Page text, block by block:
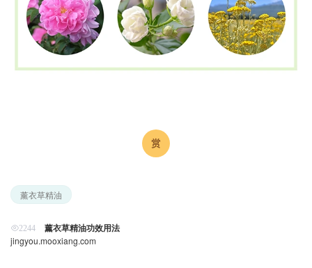
薰衣草精油
2244 薰衣草精油功效用法
jingyou.mooxiang.com